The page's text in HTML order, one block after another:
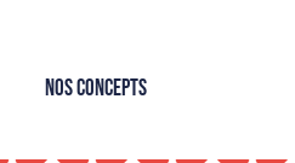
Nos Concepts